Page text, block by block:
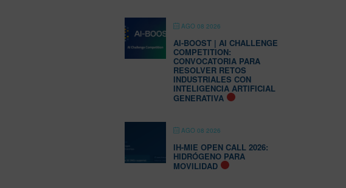
AGO 08 2026
AI-BOOST | AI CHALLENGE
COMPETITION:
CONVOCATORIA PARA
RESOLVER RETOS
INDUSTRIALES CON
INTELIGENCIA ARTIFICIAL
GENERATIVA
AGO 08 2026
IH-MIE OPEN CALL 2026:
HIDRÓGENO PARA
MOVILIDAD